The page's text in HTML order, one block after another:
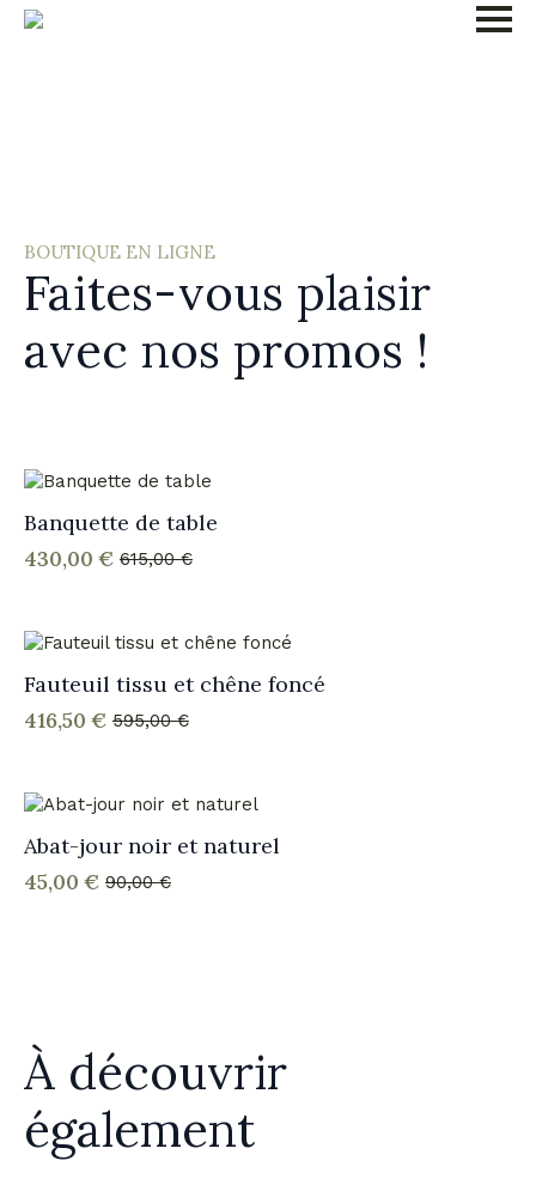
BOUTIQUE EN LIGNE
Faites-vous plaisir
avec nos promos !
Banquette de table
615,00€
Le
était :
430,00 €
Le
est :
Fauteuil tissu et chêne foncé
595,00€
Le
était :
416,50 €
Le
est :
Abat-jour noir et naturel
90,00€
Le
45,00 €
Le
À découvrir
également